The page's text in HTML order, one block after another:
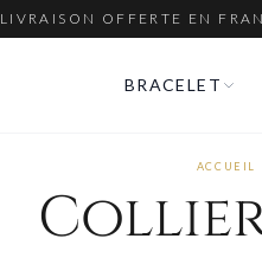
LIVRAISON OFFERTE EN
BRACELET
ACCUEIL
Collier